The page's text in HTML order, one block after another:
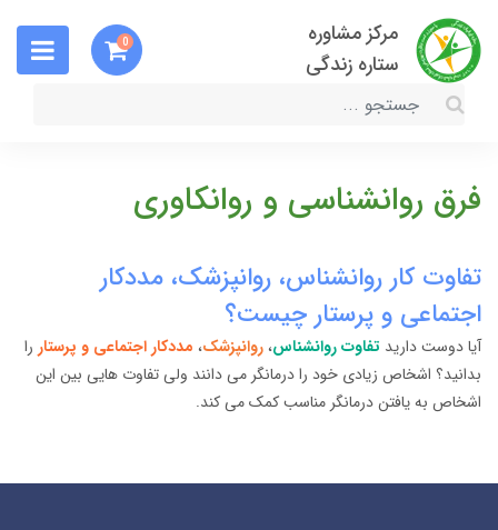
مرکز مشاوره
ستاره زندگی
0
فرق روانشناسی و روانکاوری
تفاوت کار روانشناس، روانپزشک، مددکار
اجتماعی و پرستار چیست؟
آیا دوست دارید تفاوت روانشناس،روانپزشک، مددکار اجتماعی و پرستار را
بدانید؟ اشخاص زیادی خود را درمانگر می دانند ولی تفاوت هایی بین این
اشخاص به یافتن درمانگر مناسب کمک می کند.